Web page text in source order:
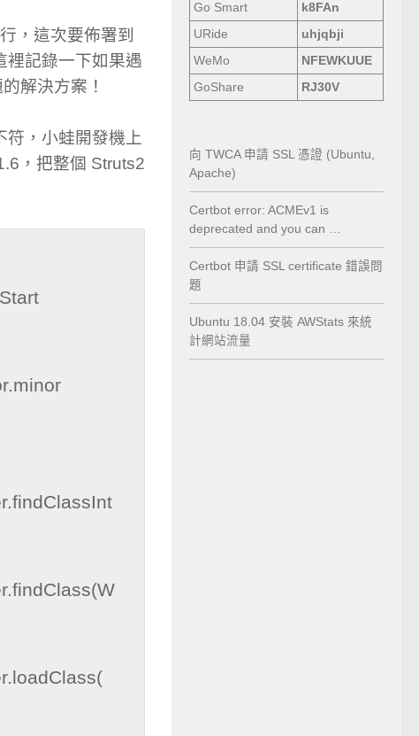
，這次要佈署到
裡記錄一下如果遇
解決方案！
符，小蛙開發機上
，把整個 Struts2
Go Smart
k8FAn
URide
uhjqbji
WeMo
NFEWKUUE
GoShare
RJ30V
向 TWCA 申請 SSL 憑證 (Ubuntu,
Apache)
Certbot error: ACMEv1 is
deprecated and you can …
Certbot 申請 SSL certificate 錯誤問
題
Ubuntu 18.04 安裝 AWStats 來統
計網站流量